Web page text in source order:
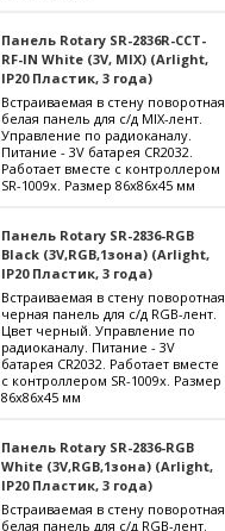
Панель Rotary SR-2836R-CCT-
RF-IN White (3V, MIX) (Arlight,
IP20 Пластик, 3 года)
Встраиваемая в стену поворотная
белая панель для с/д MIX-лент.
Управление по радиоканалу.
Питание - 3V батарея CR2032.
Работает вместе с контроллером
SR-1009x. Размер 86х86х45 мм
Панель Rotary SR-2836-RGB
Black (3V,RGB,1зона) (Arlight,
IP20 Пластик, 3 года)
Встраиваемая в стену поворотная
черная панель для с/д RGB-лент.
Цвет черный. Управление по
радиоканалу. Питание - 3V
батарея CR2032. Работает вместе
с контроллером SR-1009x. Размер
86х86х45 мм
Панель Rotary SR-2836-RGB
White (3V,RGB,1зона) (Arlight,
IP20 Пластик, 3 года)
Встраиваемая в стену поворотная
белая панель для с/д RGB-лент.